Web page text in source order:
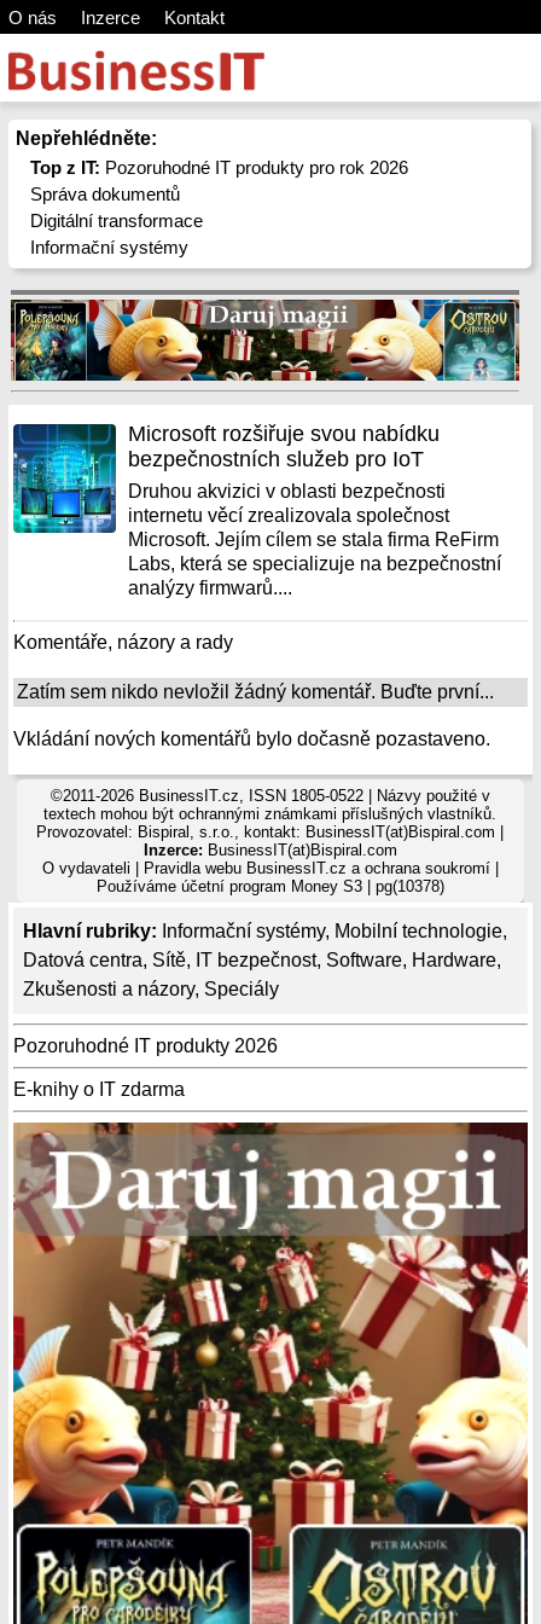
O nás Inzerce Kontakt
Nepřehlédněte:
Top z IT: Pozoruhodné IT produkty pro rok 2026
Správa dokumentů
Digitální transformace
Informační systémy
Hlavní rubriky: Informační systémy, Mobilní technologie,
Datová centra, Sítě, IT bezpečnost, Software, Hardware,
Zkušenosti a názory, Speciály
Pozoruhodné IT produkty 2026
E-knihy o IT zdarma
Microsoft rozšiřuje svou nabídku
bezpečnostních služeb pro IoT
Druhou akvizici v oblasti bezpečnosti
internetu věcí zrealizovala společnost
Microsoft. Jejím cílem se stala firma ReFirm
Labs, která se specializuje na bezpečnostní
analýzy firmwarů....
Komentáře, názory a rady
Zatím sem nikdo nevložil žádný komentář. Buďte první...
Vkládání nových komentářů bylo dočasně pozastaveno.
©2011-2026 BusinessIT.cz, ISSN 1805-0522 | Názvy použité v
textech mohou být ochrannými známkami příslušných vlastníků.
Provozovatel: Bispiral, s.r.o., kontakt: BusinessIT(at)Bispiral.com |
Inzerce: BusinessIT(at)Bispiral.com
O vydavateli
Pravidla webu BusinessIT.cz a ochrana soukromí|
Používáme účetní program Money S3| pg(10378)